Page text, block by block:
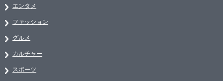
エンタメ
ファッション
グルメ
カルチャー
スポーツ